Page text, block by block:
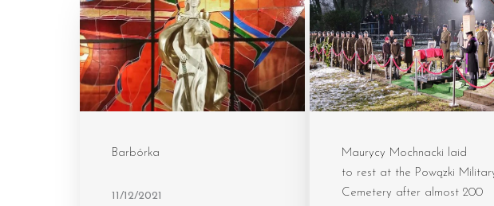
Barbórka
11/12/2021
Maurycy Mochnacki laid
to rest at the Powązki
Cemetery after almost 200